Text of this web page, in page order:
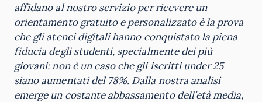
affidano al nostro servizio per ricevere un
orientamento gratuito e personalizzato è la prova
che gli atenei digitali hanno conquistato la piena
fiducia degli studenti, specialmente dei più
giovani: non è un caso che gli iscritti under 25
siano aumentati del 78%. Dalla nostra analisi
emerge un costante abbassamento dell’età media,